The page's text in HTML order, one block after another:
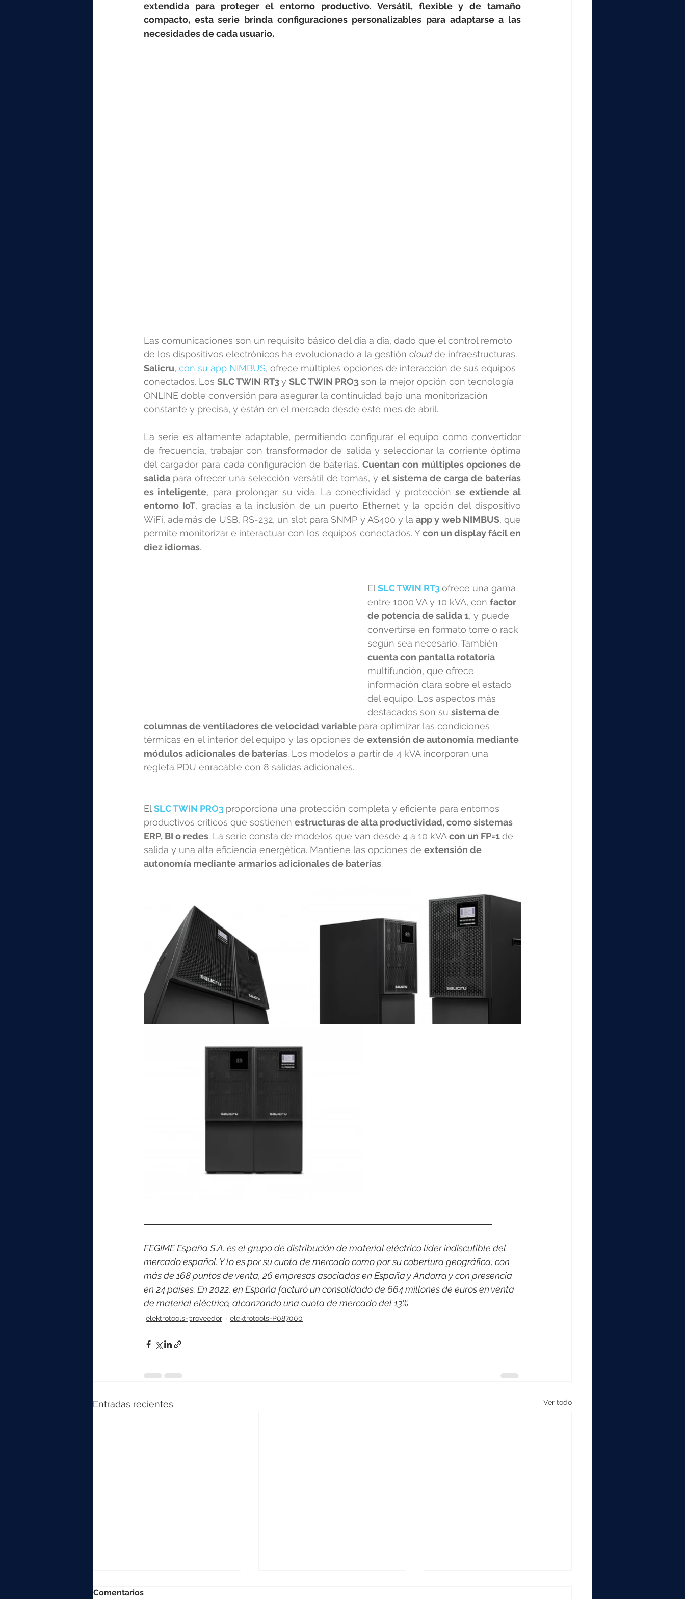
extendida para proteger el entorno productivo. Versátil, flexible y de tamaño
compacto, esta serie brinda configuraciones personalizables para adaptarse a las
necesidades de cada usuario.
Las comunicaciones son un requisito básico del día a día, dado que el control remoto
de los dispositivos electrónicos ha evolucionado a la gestión cloud de infraestructuras.
Salicru, con su app NIMBUS, ofrece múltiples opciones de interacción de sus equipos
conectados. Los SLC TWIN RT3 y SLC TWIN PRO3 son la mejor opción con tecnología
ONLINE doble conversión para asegurar la continuidad bajo una monitorización
constante y precisa, y están en el mercado desde este mes de abril.
La serie es altamente adaptable, permitiendo configurar el equipo como convertidor
de frecuencia, trabajar con transformador de salida y seleccionar la corriente óptima
del cargador para cada configuración de baterías. Cuentan con múltiples opciones de
salida para ofrecer una selección versátil de tomas, y el sistema de carga de baterías
es inteligente, para prolongar su vida. La conectividad y protección se extiende al
entorno IoT, gracias a la inclusión de un puerto Ethernet y la opción del dispositivo
WiFi, además de USB, RS-232, un slot para SNMP y AS400 y la app y web NIMBUS, que
permite monitorizar e interactuar con los equipos conectados. Y con un display fácil en
diez idiomas.
El SLC TWIN RT3ofrece una gama
entre 1000 VA y 10 kVA, con factor
de potencia de salida 1, y puede
convertirse en formato torre o rack
según sea necesario. También
cuenta con pantalla rotatoria
multifunción, que ofrece
información clara sobre el estado
del equipo. Los aspectos más
destacados son su sistema de
columnas de ventiladores de velocidad variable para optimizar las condiciones
térmicas en el interior del equipo y las opciones de extensión de autonomía mediante
módulos adicionales de baterías. Los modelos a partir de 4 kVA incorporan una
regleta PDU enracable con 8 salidas adicionales.
El SLC TWIN PRO3 proporciona una protección completa y eficiente para entornos
productivos críticos que sostienen estructuras de alta productividad, como sistemas
ERP, BI o redes. La serie consta de modelos que van desde 4 a 10 kVA con un FP=1 de
salida y una alta eficiencia energética. Mantiene las opciones de extensión de
autonomía mediante armarios adicionales de baterías.
FEGIME España S.A. es el grupo de distribución de material eléctrico líder indiscutible del
mercado español. Y lo es por su cuota de mercado como por su cobertura geográfica, con
más de 168 puntos de venta, 26 empresas asociadas en España y Andorra y con presencia
en 24 países. En 2022, en España facturó un consolidado de 664 millones de euros en venta
de material eléctrico, alcanzando una cuota de mercado del 13%
elektrotools-proveedor elektrotools-P087000
Entradas recientes Ver todo
Comentarios